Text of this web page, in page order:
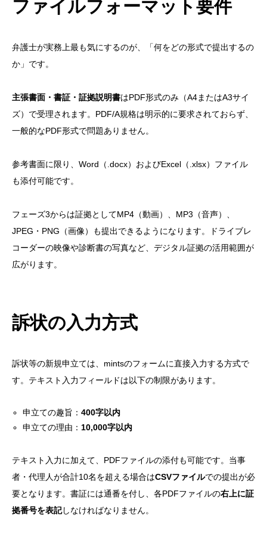
ファイルフォーマット要件
弁護士が実務上最も気にするのが、「何をどの形式で提出するの
か」です。
主張書面・書証・証拠説明書はPDF形式のみ（A4またはA3サイ
ズ）で受理されます。PDF/A規格は明示的に要求されておらず、
一般的なPDF形式で問題ありません。
参考書面に限り、Word（.docx）およびExcel（.xlsx）ファイル
も添付可能です。
フェーズ3からは証拠としてMP4（動画）、MP3（音声）、
JPEG・PNG（画像）も提出できるようになります。ドライブレ
コーダーの映像や診断書の写真など、デジタル証拠の活用範囲が
広がります。
訴状の入力方式
訴状等の新規申立ては、mintsのフォームに直接入力する方式で
す。テキスト入力フィールドは以下の制限があります。
申立ての趣旨：400字以内
申立ての理由： 10,000字以内
テキスト入力に加えて、PDFファイルの添付も可能です。当事
者・代理人が合計10名を超える場合はCSVファイルでの提出が必
要となります。書証には通番を付し、各PDFファイルの右上に証
拠番号を表記しなければなりません。